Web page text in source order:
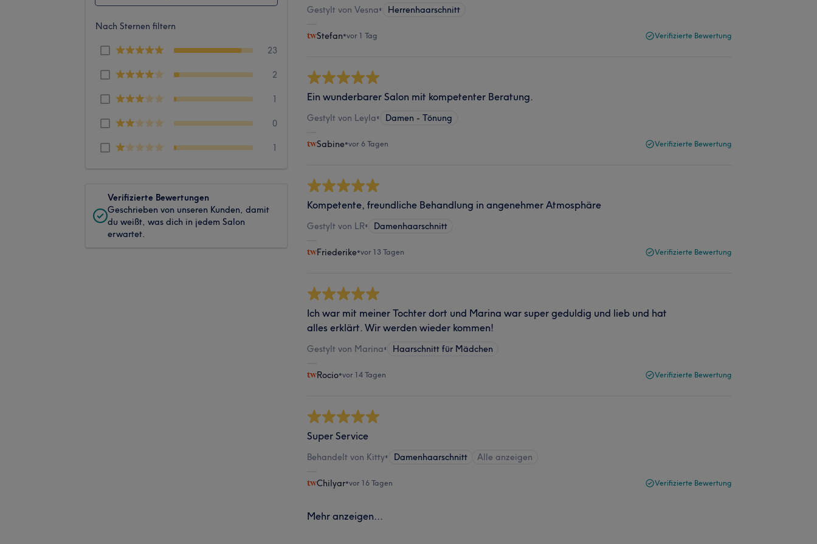
Nach Sternen filtern
23
2
1
0
1
Verifizierte Bewertungen
Geschrieben von unseren Kunden, damit
du weißt, was dich in jedem Salon
erwartet.
Gestylt von Vesna• Herrenhaarschnitt
Stefan•vor 1 Tag Verifizierte Bewertung
Ein wunderbarer Salon mit kompetenter Beratung.
Gestylt von Leyla• Damen - Tönung
Sabine•vor 6 Tagen Verifizierte Bewertung
Kompetente, freundliche Behandlung in angenehmer Atmosphäre
Gestylt von LR• Damenhaarschnitt
Friederike•vor 13 Tagen Verifizierte Bewertung
Ich war mit meiner Tochter dort und Marina war super geduldig und lieb und hat
alles erklärt. Wir werden wieder kommen!
Gestylt von Marina• Haarschnitt für Mädchen
Rocio•vor 14 Tagen Verifizierte Bewertung
Super Service
Behandelt von Kitty• Damenhaarschnitt Alle anzeigen
Chilyar•vor 16 Tagen Verifizierte Bewertung
Mehr anzeigen...